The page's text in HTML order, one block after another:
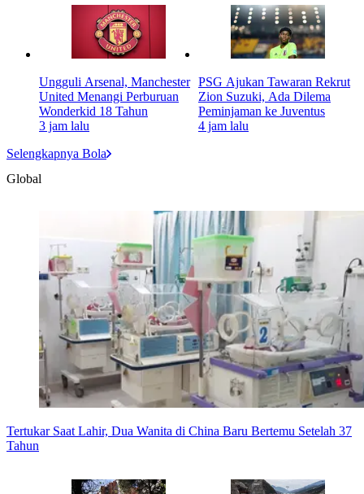
Ungguli Arsenal, Manchester
United Menangi Perburuan
Wonderkid 18 Tahun
3 jam lalu
PSG Ajukan Tawaran Rekrut
Zion Suzuki, Ada Dilema
Peminjaman ke Juventus
4 jam lalu
Selengkapnya Bola
Global
Tertukar Saat Lahir, Dua Wanita di China Baru Bertemu Setelah 37
Tahun